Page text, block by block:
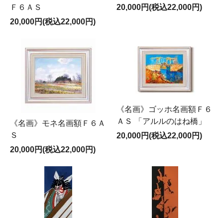
Ｆ６ＡＳ
20,000円(税込22,000円)
20,000円(税込22,000円)
《名画》モネ名画額Ｆ６Ａ
Ｓ
20,000円(税込22,000円)
《名画》ゴッホ名画額Ｆ６
ＡＳ 「アルルのはね橋」
20,000円(税込22,000円)